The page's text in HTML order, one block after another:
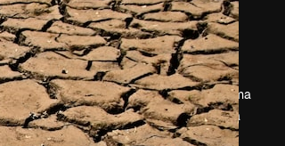
Başlayın
Academy
Dokümantasyon
Destek
Şirket
Fiyatlandırma
Hakkımızda
Reviews